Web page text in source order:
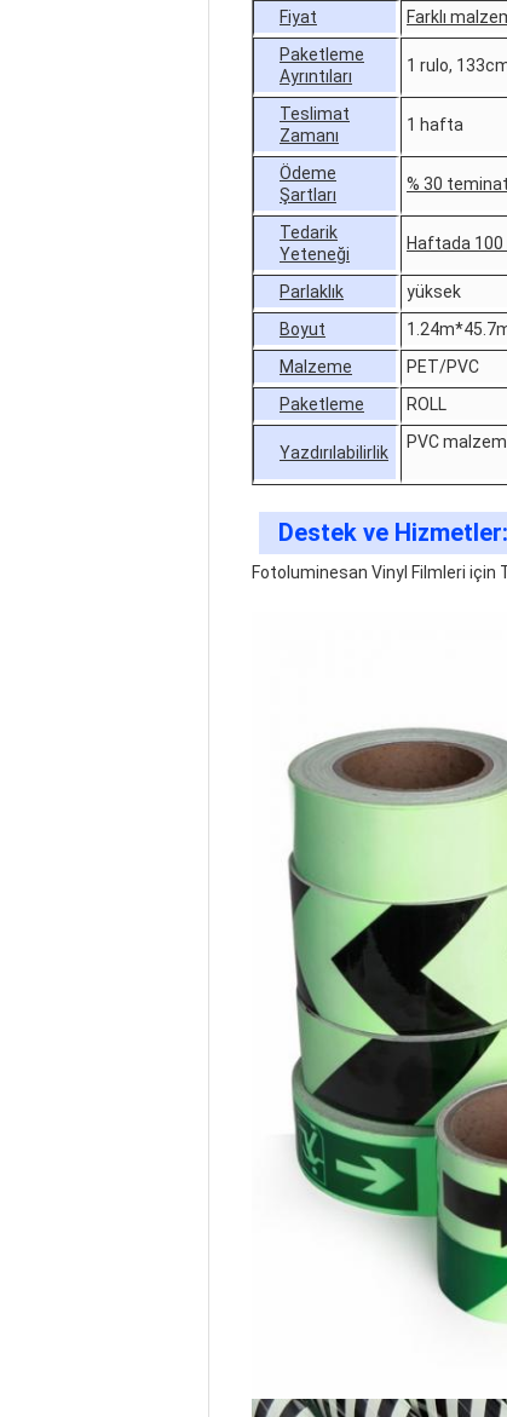
Fiyat
Farklı
Paketleme
Ayrıntıları
1 rulo,
Teslimat
Zamanı
1 hafta
Ödeme
Şartları
% 30
Tedarik
Yeteneği
Haftada 100
Parlaklık
yüksek
Boyut
Malzeme
PET/PVC
Paketleme
ROLL
Yazdırılabilirlik
PVC
Destek ve Hizmetler:
Fotoluminesan Vinyl Filmleri için